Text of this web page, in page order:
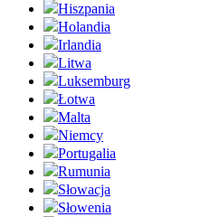
Hiszpania
Holandia
Irlandia
Litwa
Luksemburg
Łotwa
Malta
Niemcy
Portugalia
Rumunia
Słowacja
Słowenia